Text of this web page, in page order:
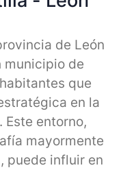
de León
municipio de
que
en la
Este entorno,
mayormente
puede influir en